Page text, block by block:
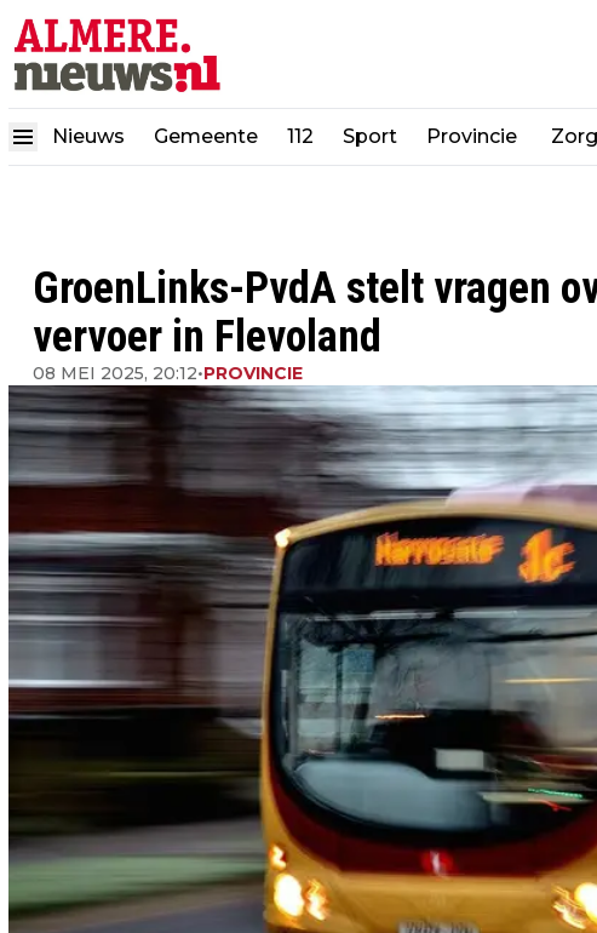
Nieuws Gemeente 112 Sport Provincie Zorg
GroenLinks-PvdA stelt vragen
vervoer in Flevoland
08 MEI 2025, 20:12•PROVINCIE